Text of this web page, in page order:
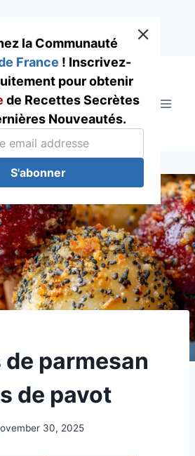
parmesan
de pavot
30, 2025
la Communauté
France ! Inscrivez-
pour obtenir
de Recettes Secrètes
Nouveautés.
S'abonner